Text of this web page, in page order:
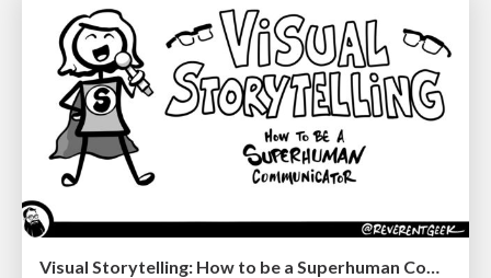
Visual Storytelling: How to be a Superhuman Communicator